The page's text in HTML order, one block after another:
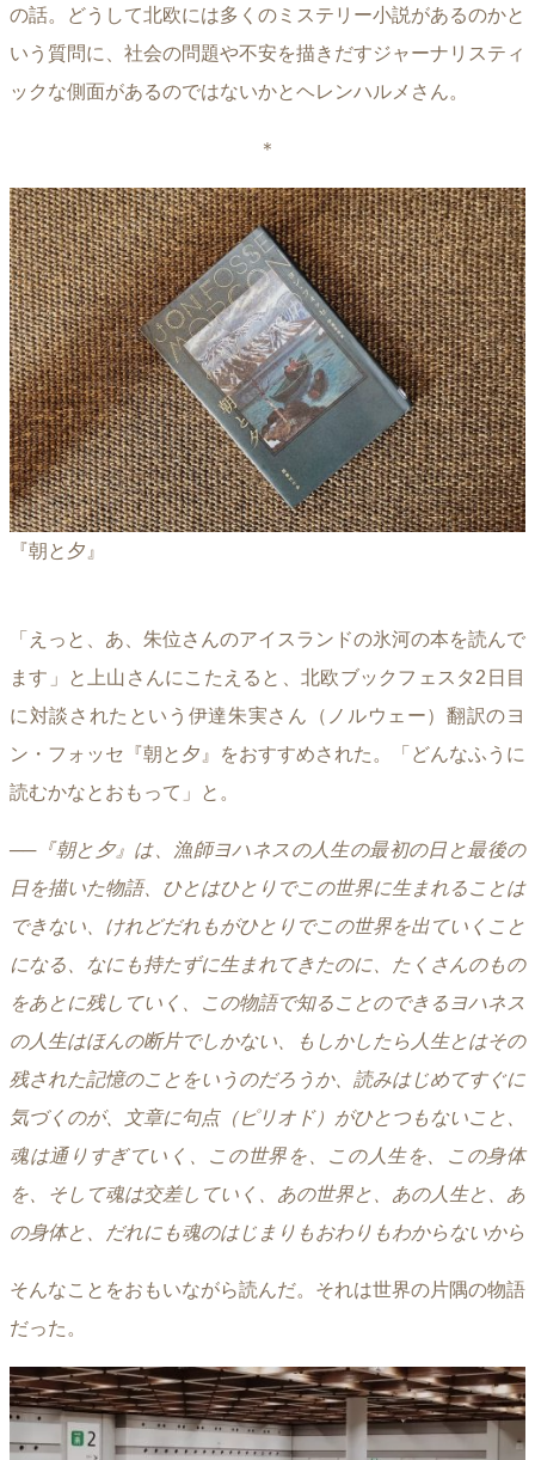
の話。どうして北欧には多くのミステリー小説があるのかと
いう質問に、社会の問題や不安を描きだすジャーナリスティ
ックな側面があるのではないかとヘレンハルメさん。
＊
『朝と夕』
「えっと、あ、朱位さんのアイスランドの氷河の本を読んで
ます」と上山さんにこたえると、北欧ブックフェスタ2日目
に対談されたという伊達朱実さん（ノルウェー）翻訳のヨ
ン・フォッセ『朝と夕』をおすすめされた。「どんなふうに
読むかなとおもって」と。
──『朝と夕』は、漁師ヨハネスの人生の最初の日と最後の
日を描いた物語、ひとはひとりでこの世界に生まれることは
できない、けれどだれもがひとりでこの世界を出ていくこと
になる、なにも持たずに生まれてきたのに、たくさんのもの
をあとに残していく、この物語で知ることのできるヨハネス
の人生はほんの断片でしかない、もしかしたら人生とはその
残された記憶のことをいうのだろうか、読みはじめてすぐに
気づくのが、文章に句点（ピリオド）がひとつもないこと、
魂は通りすぎていく、この世界を、この人生を、この身体
を、そして魂は交差していく、あの世界と、あの人生と、あ
の身体と、だれにも魂のはじまりもおわりもわからないから
そんなことをおもいながら読んだ。それは世界の片隅の物語
だった。